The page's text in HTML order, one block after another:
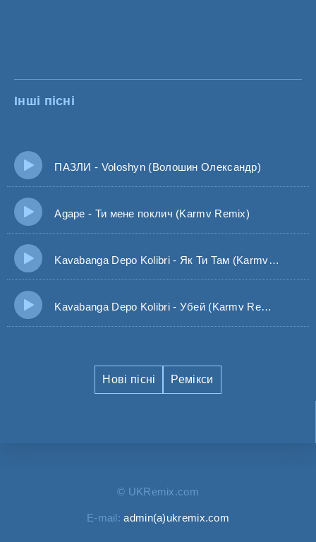
Інші пісні
ПАЗЛИ - Voloshyn (Волошин Олександр)
Agape - Ти мене поклич (Karmv Remix)
Kavabanga Depo Kolibri - Як Ти Там (Karmv Remix)
Kavabanga Depo Kolibri - Убей (Karmv Remix)
Нові пісні Ремікси
© UKRemix.com
E-mail:admin(a)ukremix.com